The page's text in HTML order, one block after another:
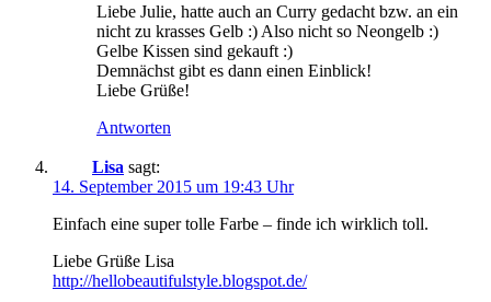
Liebe Julie, hatte auch an Curry gedacht bzw. an ein
nicht zu krasses Gelb :) Also nicht so Neongelb :)
Gelbe Kissen sind gekauft :)
Demnächst gibt es dann einen Einblick!
Liebe Grüße!
Antworten
Lisa sagt:
14. September 2015 um 19:43 Uhr
Einfach eine super tolle Farbe – finde ich wirklich toll.
Liebe Grüße Lisa
http://hellobeautifulstyle.blogspot.de/